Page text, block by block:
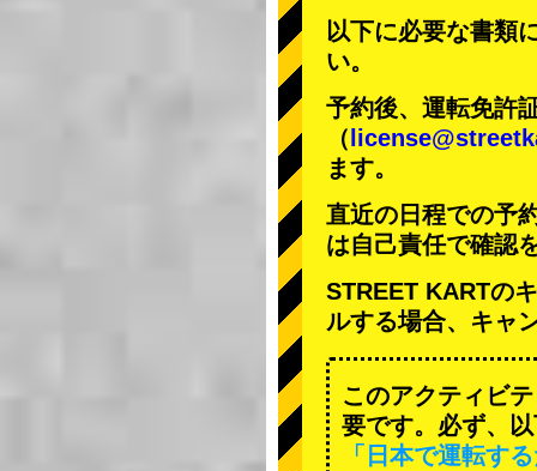
以下に必要な書類
い。
予約後、運転免許
（
ます。
直近の日程での予
は自己責任で確認
STREET KARTの
ルする場合、キャ
このアクティビ
要です。必ず、
「日本で運転す